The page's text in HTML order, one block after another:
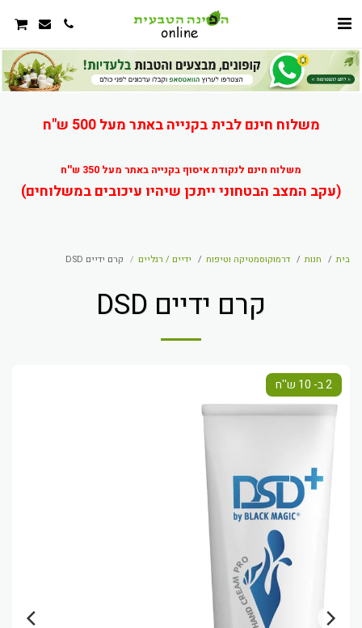
משלוח חינם לבית בקנייה באתר מעל 500 ש"ח
משלוח חינם לנקודת איסוף בקנייה באתר מעל 350 ש''ח
(עקב המצב הבטחוני ייתכן שיהיו עיכובים במשלוחים)
בית חנות דרמוקוסמטיקה וטיפוח ידיים / רגליים קרם ידיים DSD
קרם ידיים DSD
2 ב- 10 ש''ח